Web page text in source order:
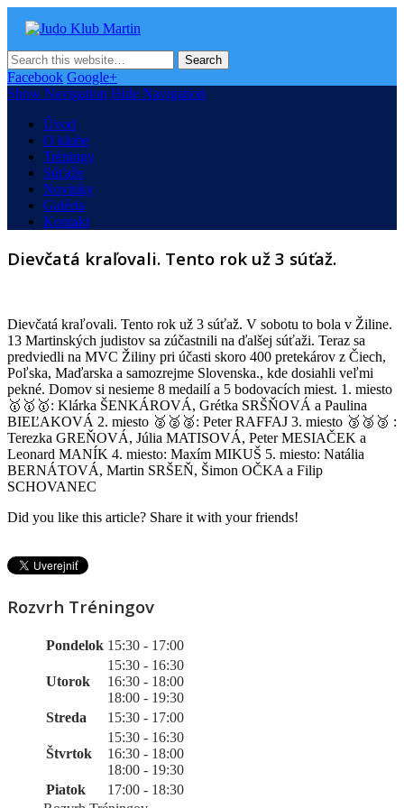
Oficiálna stránka Judo klubu v Martine
Facebook Google+
Show Navigation Hide Navigation
Úvod
O klube
Tréningy
Súťaže
Novinky
Galéria
Kontakt
Dievčatá kraľovali. Tento rok už 3 súťaž.
Dievčatá kraľovali. Tento rok už 3 súťaž. V sobotu to bola v Žiline.
13 Martinských judistov sa zúčastnili na ďalšej súťaži. Teraz sa
predviedli na MVC Žiliny pri účasti skoro 400 pretekárov z Čiech,
Poľska, Maďarska a samozrejme Slovenska., kde dosiahli veľmi
pekné. Domov si nesieme 8 medailí a 5 bodovacích miest. 1. miesto
🥇🥇🥇: Klárka ŠENKÁROVÁ, Grétka SRŠŇOVÁ a Paulina
BIEĽAKOVÁ 2. miesto 🥈🥈🥈: Peter RAFFAJ 3. miesto 🥉🥉🥉 :
Terezka GREŇOVÁ, Júlia MATISOVÁ, Peter MESIAČEK a
Leonard MANÍK 4. miesto: Maxím MIKUŠ 5. miesto: Natália
BERNÁTOVÁ, Martin SRŠEŇ, Šimon OČKA a Filip
SCHOVANEC
Did you like this article? Share it with your friends!
Rozvrh Tréningov
Pondelok 15:30 - 17:00
Utorok
15:30 - 16:30
16:30 - 18:00
18:00 - 19:30
Streda
15:30 - 17:00
Štvrtok
15:30 - 16:30
16:30 - 18:00
18:00 - 19:30
Piatok
17:00 - 18:30